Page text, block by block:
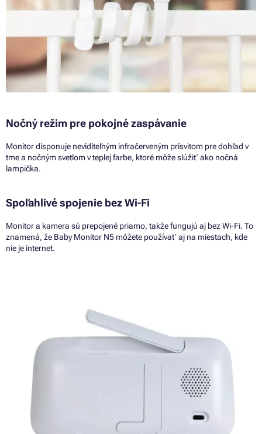
Nočný režim pre pokojné zaspávanie
Monitor disponuje neviditeľným infračerveným prísvitom pre dohľad v
tme a nočným svetlom v teplej farbe, ktoré môže slúžiť ako nočná
lampička.
Spoľahlivé spojenie bez Wi-Fi
Monitor a kamera sú prepojené priamo, takže fungujú aj bez Wi-Fi. To
znamená, že Baby Monitor N5 môžete používať aj na miestach, kde
nie je internet.